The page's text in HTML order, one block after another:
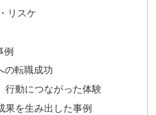
リスケ
例
の転職成功
行動につながった体験
果を生み出した事例